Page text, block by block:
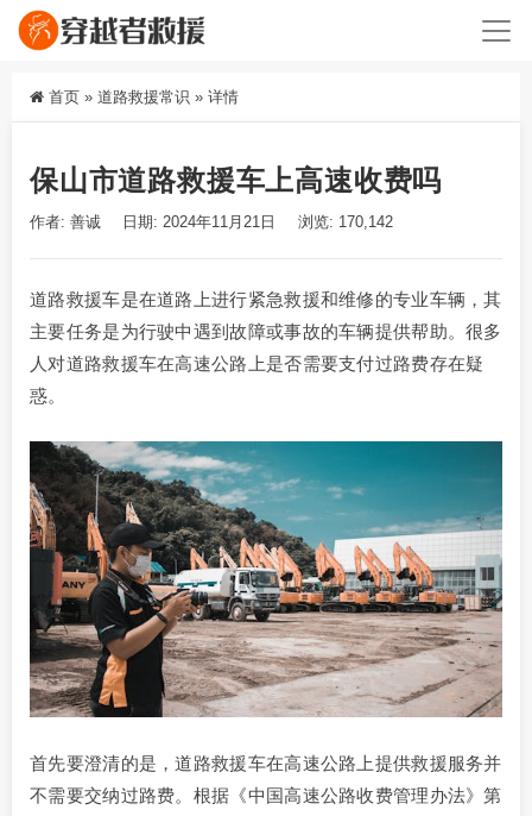
首页 » 道路救援常识 » 详情
保山市道路救援车上高速收费吗
作者: 善诚 日期: 2024年11月21日 浏览: 170,142
道路救援车是在道路上进行紧急救援和维修的专业车辆，其
主要任务是为行驶中遇到故障或事故的车辆提供帮助。很多
人对道路救援车在高速公路上是否需要支付过路费存在疑
惑。
首先要澄清的是，道路救援车在高速公路上提供救援服务并
不需要交纳过路费。根据《中国高速公路收费管理办法》第